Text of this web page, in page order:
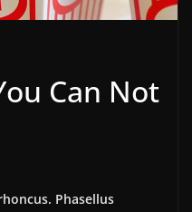
Can Not
Phasellus